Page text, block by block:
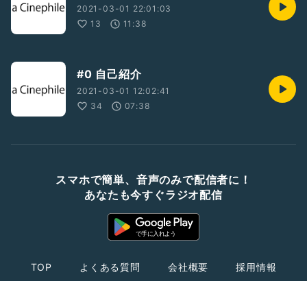
2021-03-01 22:01:03
13
11:38
#0 自己紹介
2021-03-01 12:02:41
34
07:38
スマホで簡単、音声のみで配信者に！
あなたも今すぐラジオ配信
TOP よくある質問 会社概要 採用情報